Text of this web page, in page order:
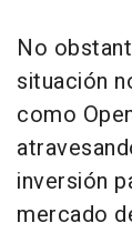
No
situación
como
inversión
mercado